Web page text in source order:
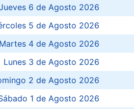
6 de Agosto 2026
5 de Agosto 2026
Martes 4 de Agosto 2026
Lunes 3 de Agosto 2026
2 de Agosto 2026
1 de Agosto 2026